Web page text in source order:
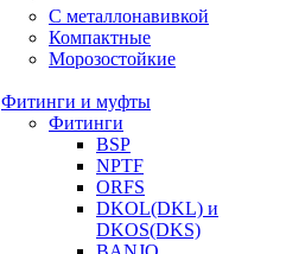
С металлонавивкой
Компактные
Морозостойкие
Фитинги и муфты
Фитинги
BSP
NPTF
ORFS
DKOL(DKL) и
DKOS(DKS)